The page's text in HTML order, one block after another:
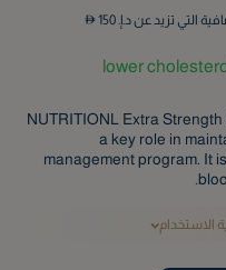
التي تزيد عن د.إ.150
lower
NUTRITIONL Extra
a key role in
management program. It
الاستخدام